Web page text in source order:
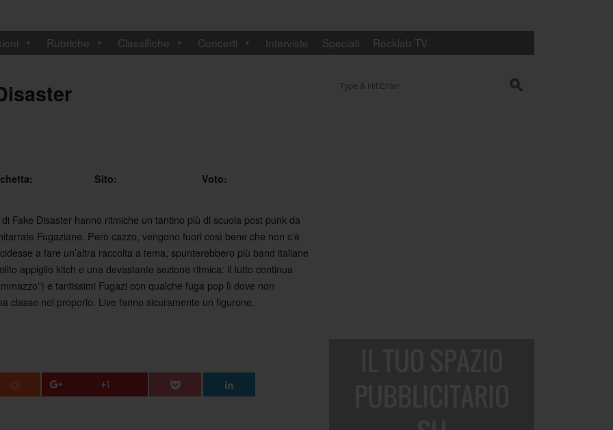
Rubriche Classifiche Concerti Interviste Speciali Rocklab TV
Sito: Voto:
Fake Disaster hanno ritmiche un tantino più di scuola post punk da
Fugaziane. Però cazzo, vengono fuori così bene che non c’è
a fare un’altra raccolta a tema, spunterebbero più band italiane
appiglio kitch e una devastante sezione ritmica: il tutto continua
e tantissimi Fugazi con qualche fuga pop lì dove non
classe nel proporlo. Live fanno sicuramente un figurone.
+1
s